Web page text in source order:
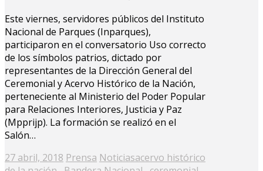
Este viernes, servidores públicos del Instituto
Nacional de Parques (Inparques),
participaron en el conversatorio Uso correcto
de los símbolos patrios, dictado por
representantes de la Dirección General del
Ceremonial y Acervo Histórico de la Nación,
perteneciente al Ministerio del Poder Popular
para Relaciones Interiores, Justicia y Paz
(Mpprijp). La formación se realizó en el
Salón…
Posted
27 abril, 2018 Prensa Noticiasacervo histórico